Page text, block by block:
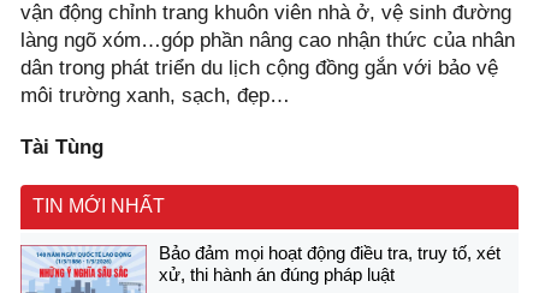
vận động chỉnh trang khuôn viên nhà ở, vệ sinh đường
làng ngõ xóm…góp phần nâng cao nhận thức của nhân
dân trong phát triển du lịch cộng đồng gắn với bảo vệ
môi trường xanh, sạch, đẹp…
Tài Tùng
TIN MỚI NHẤT
Bảo đảm mọi hoạt động điều tra, truy tố, xét
xử, thi hành án đúng pháp luật